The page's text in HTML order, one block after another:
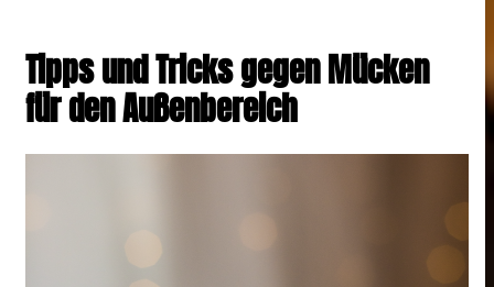
Tipps und Tricks gegen Mücken
für den Außenbereich